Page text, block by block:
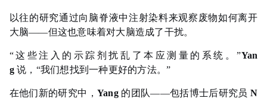
以往的研究通过向脑脊液中注射染料来观察废物如何离开
大脑——但这也意味着对大脑造成了干扰。
“这些注入的示踪剂扰乱了本应测量的系统。”Yan
g说，“我们想找到一种更好的方法。”
在他们新的研究中， Yang的团队——包括博士后研究员N